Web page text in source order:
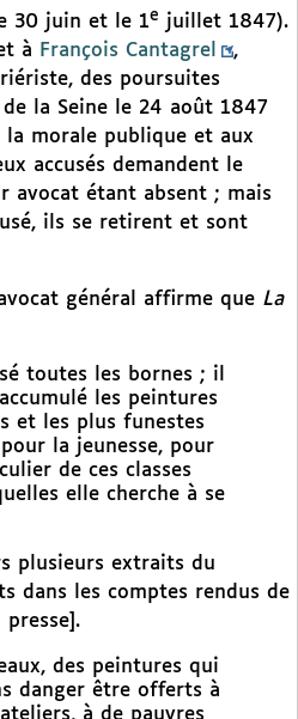
30 juin et le 1e juillet 1847).
à François Cantagrel
,
des poursuites
la Seine le 24 août 1847
morale publique et aux
accusés demandent le
avocat étant absent ; mais
ils se retirent et sont
général affirme que La
toutes les bornes ; il
les peintures
et les plus funestes
la jeunesse, pour
de ces classes
elle cherche à se
plusieurs extraits du
dans les comptes rendus de
presse].
des peintures qui
danger être offerts à